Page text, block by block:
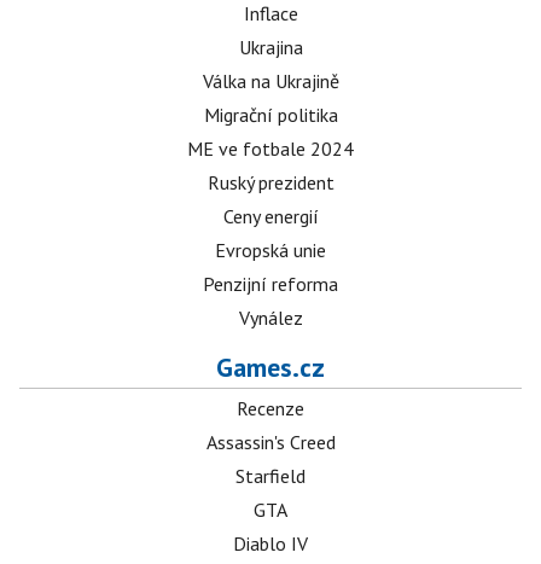
Inflace
Ukrajina
Válka na Ukrajině
Migrační politika
ME ve fotbale 2024
Ruský prezident
Ceny energií
Evropská unie
Penzijní reforma
Vynález
Games.cz
Recenze
Assassin's Creed
Starfield
GTA
Diablo IV